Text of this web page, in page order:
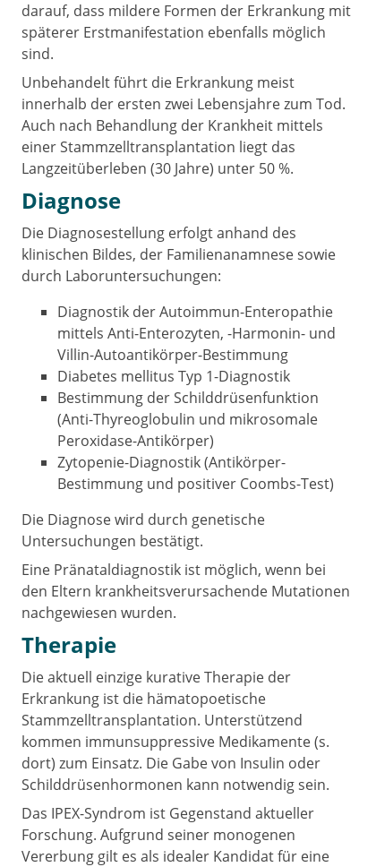
darauf, dass mildere Formen der Erkrankung mit
späterer Erstmanifestation ebenfalls möglich
sind.
Unbehandelt führt die Erkrankung meist
innerhalb der ersten zwei Lebensjahre zum Tod.
Auch nach Behandlung der Krankheit mittels
einer Stammzelltransplantation liegt das
Langzeitüberleben (30 Jahre) unter 50 %.
Diagnose
Die Diagnosestellung erfolgt anhand des
klinischen Bildes, der Familienanamnese sowie
durch Laboruntersuchungen:
Diagnostik der Autoimmun-Enteropathie
mittels Anti-Enterozyten, -Harmonin- und
Villin-Autoantikörper-Bestimmung
Diabetes mellitus Typ 1-Diagnostik
Bestimmung der Schilddrüsenfunktion
(Anti-Thyreoglobulin und mikrosomale
Peroxidase-Antikörper)
Zytopenie-Diagnostik (Antikörper-
Bestimmung und positiver Coombs-Test)
Die Diagnose wird durch genetische
Untersuchungen bestätigt.
Eine Pränataldiagnostik ist möglich, wenn bei
den Eltern krankheitsverursachende Mutationen
nachgewiesen wurden.
Therapie
Die aktuell einzige kurative Therapie der
Erkrankung ist die hämatopoetische
Stammzelltransplantation. Unterstützend
kommen immunsuppressive Medikamente (s.
dort) zum Einsatz. Die Gabe von Insulin oder
Schilddrüsenhormonen kann notwendig sein.
Das IPEX-Syndrom ist Gegenstand aktueller
Forschung. Aufgrund seiner monogenen
Vererbung gilt es als idealer Kandidat für eine